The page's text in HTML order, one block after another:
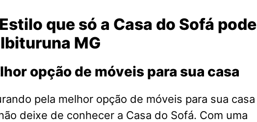
que só a Casa do Sofá pode
MG
opção de móveis para sua casa
pela melhor opção de móveis para sua casa
deixe de conhecer a Casa do Sofá. Com uma